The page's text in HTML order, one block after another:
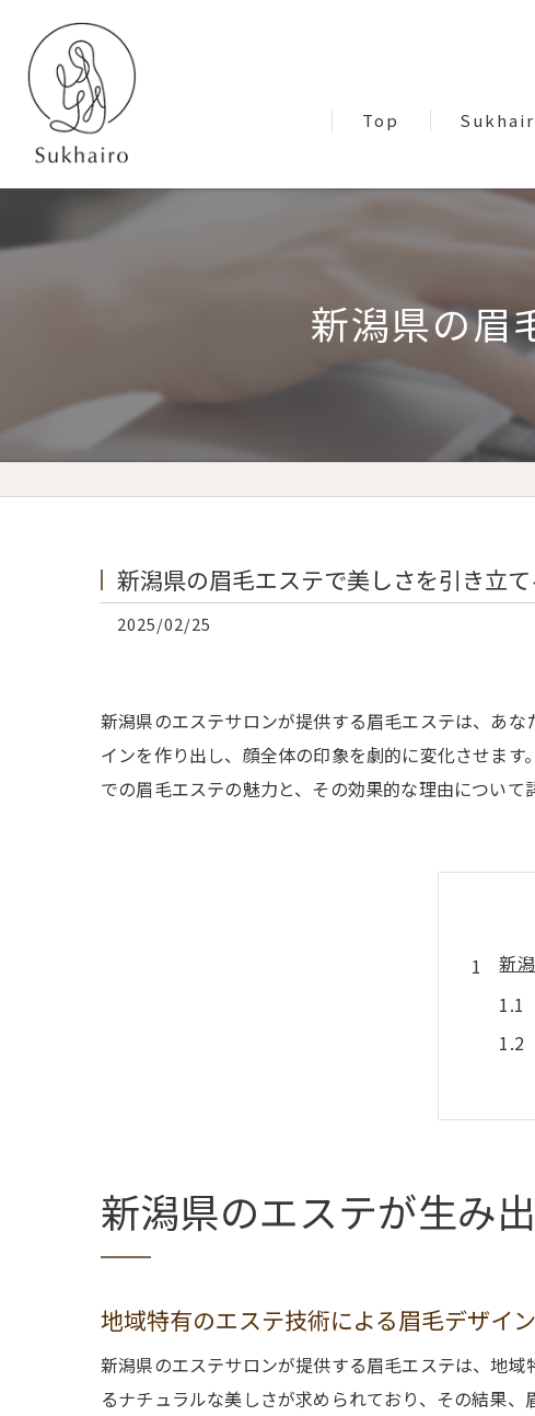
Top
Bloom
新潟県の眉
新潟県の眉毛エステで美しさを引き立
2025/02/25
新潟県のエステサロンが提供する眉毛エステは、あ
インを作り出し、顔全体の印象を劇的に変化させま
での眉毛エステの魅力と、その効果的な理由について
新
エ
新潟県のエステが生み
地域特有のエステ技術による眉毛デザイン
新潟県のエステサロンが提供する眉毛エステは、地
るナチュラルな美しさが求められており、その結果